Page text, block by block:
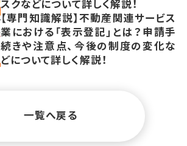
スクなどについて詳しく解説！
【専門知識解説】不動産関連サービス
業における「表示登記」とは？申請手
続きや注意点、今後の制度の変化な
どについて詳しく解説！
一覧へ戻る